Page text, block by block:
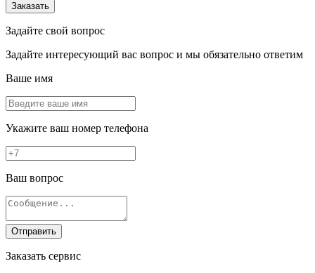
Заказать
Задайте свой вопрос
Задайте интересующий вас вопрос и мы обязательно ответим
Ваше имя
Укажите ваш номер телефона
Ваш вопрос
Отправить
Заказать сервис